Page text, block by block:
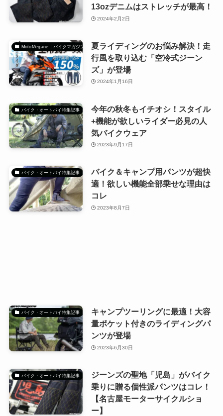
13ozデニムはストレッチが最高！
2024年2月2日
MotoMegane｜バイクマガジン
夏ライディングのお悩み解決！走
行風を取り込む「空冷式ジーン
ズ」が登場
2024年1月16日
バイク・オートバイ特集記事
今年の秋冬もイチオシ！スタイル
+機能が欲しいライダー必見の人
気バイクウェア
2023年9月17日
バイク・オートバイ特集記事
バイク＆キャンプ用パンツが超快
適！欲しい機能全部乗せな理由は
コレ
2023年8月7日
バイク・オートバイ特集記事
キャンプツーリングに最適！大容
量ポケット付きのライディングパ
ンツが登場
2023年6月30日
バイク・オートバイ特集記事
ジーンズの聖地「児島」がバイク
乗りに贈る個性派パンツはコレ！
【名古屋モーターサイクルショ
ー】